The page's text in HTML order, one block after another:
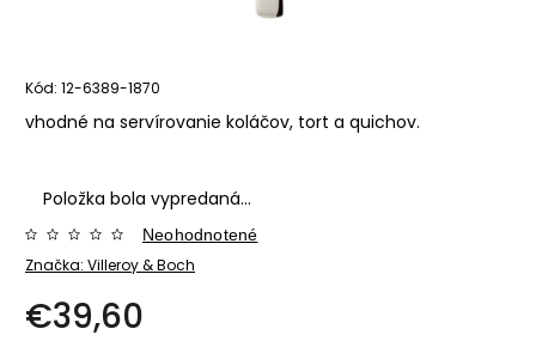
Kód: 12-6389-1870
vhodné na servírovanie koláčov, tort a quichov.
Položka bola vypredaná…
Značka: Villeroy & Boch
Neohodnotené
€39,60